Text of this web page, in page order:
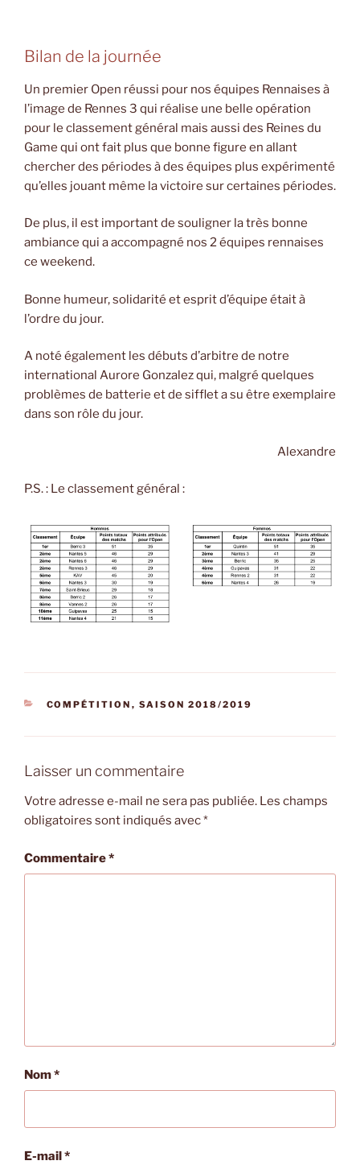
Bilan de la journée
Un premier Open réussi pour nos équipes Rennaises à
l’image de Rennes 3 qui réalise une belle opération
pour le classement général mais aussi des Reines du
Game qui ont fait plus que bonne figure en allant
chercher des périodes à des équipes plus expérimenté
qu’elles jouant même la victoire sur certaines périodes.
De plus, il est important de souligner la très bonne
ambiance qui a accompagné nos 2 équipes rennaises
ce weekend.
Bonne humeur, solidarité et esprit d’équipe était à
l’ordre du jour.
A noté également les débuts d’arbitre de notre
international Aurore Gonzalez qui, malgré quelques
problèmes de batterie et de sifflet a su être exemplaire
dans son rôle du jour.
Alexandre
P.S. : Le classement général :
CATÉGORIES
COMPÉTITION , SAISON 2018/2019
Laisser un commentaire
Votre adresse e-mail ne sera pas publiée. Les champs
obligatoires sont indiqués avec*
Commentaire*
Nom*
E-mail*